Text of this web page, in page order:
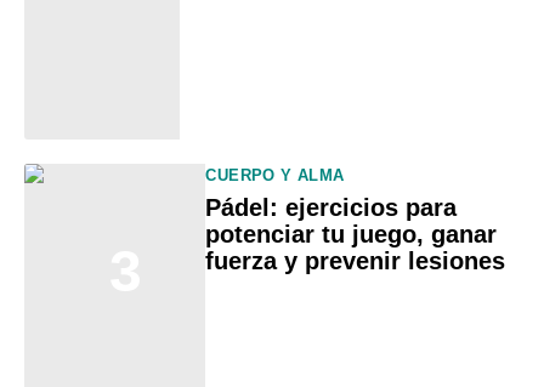
CUERPO Y ALMA
Pádel: ejercicios para
potenciar tu juego, ganar
fuerza y prevenir lesiones